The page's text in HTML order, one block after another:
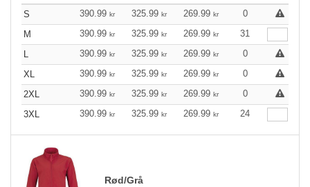
S 390.99 kr 325.99 kr 269.99 kr
0
M
390.99 kr 325.99 kr 269.99 kr
31
L
390.99 kr 325.99 kr 269.99 kr
0
XL
390.99 kr 325.99 kr 269.99 kr
0
2XL
390.99 kr 325.99 kr 269.99 kr
0
3XL
390.99 kr 325.99 kr 269.99 kr 24
Rød/Grå